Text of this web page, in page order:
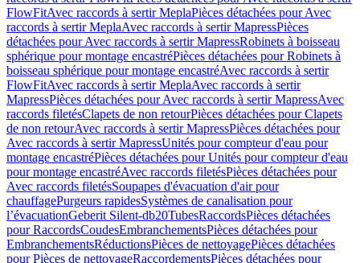
FlowFitAvec raccords à sertir MeplaPièces détachées pour Avec
raccords à sertir MeplaAvec raccords à sertir MapressPièces
détachées pour Avec raccords à sertir MapressRobinets à boisseau
sphérique pour montage encastréPièces détachées pour Robinets à
boisseau sphérique pour montage encastréAvec raccords à sertir
FlowFitAvec raccords à sertir MeplaAvec raccords à sertir
MapressPièces détachées pour Avec raccords à sertir MapressAvec
raccords filetésClapets de non retourPièces détachées pour Clapets
de non retourAvec raccords à sertir MapressPièces détachées pour
Avec raccords à sertir MapressUnités pour compteur d'eau pour
montage encastréPièces détachées pour Unités pour compteur d'eau
pour montage encastréAvec raccords filetésPièces détachées pour
Avec raccords filetésSoupapes d'évacuation d'air pour
chauffagePurgeurs rapidesSystèmes de canalisation pour
l’évacuationGeberit Silent-db20TubesRaccordsPièces détachées
pour RaccordsCoudesEmbranchementsPièces détachées pour
EmbranchementsRéductionsPièces de nettoyagePièces détachées
pour Pièces de nettoyageRaccordementsPièces détachées pour